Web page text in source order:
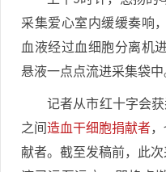
采集爱心室内缓缓奏响
血液经过血细胞分离机
悬液一点点流进采集袋中
记者从市红十字会
之间造血干细胞捐献者
献者。截至发稿前，此